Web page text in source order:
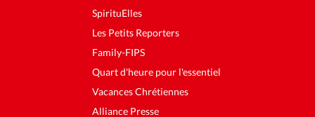
SpirituElles
Les Petits Reporters
Family-FIPS
Quart d'heure pour l'essentiel
Vacances Chrétiennes
Alliance Presse